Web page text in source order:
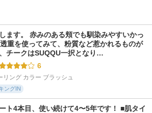
ます。 赤みのある頬でも馴染みやすいかっ
重を使ってみて、粉質など惹かれるものが
チークはSUQQU一択となり…
6
リング カラー ブラッシュ
ングIN
ト4本目、使い続けて4〜5年です！ ■肌タイ